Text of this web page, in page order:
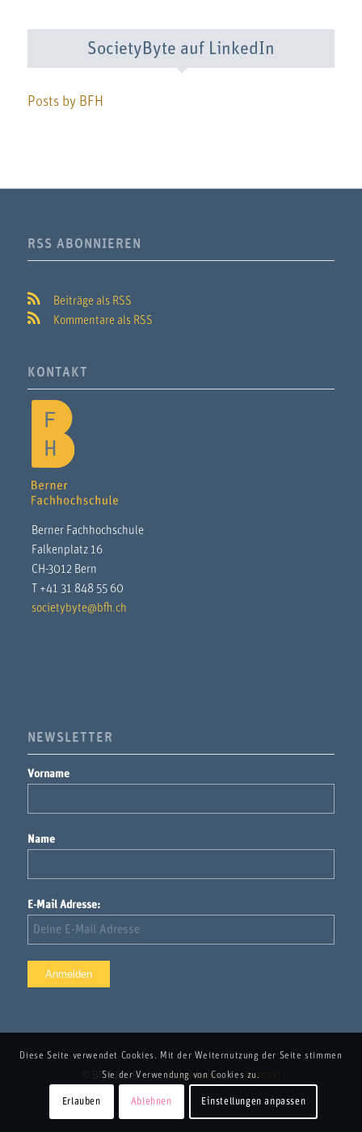
SocietyByte auf LinkedIn
Posts by BFH
RSS ABONNIEREN
Beiträge als RSS
Kommentare als RSS
KONTAKT
Berner Fachhochschule
Falkenplatz 16
CH-3012 Bern
T +41 31 848 55 60
societybyte@bfh.ch
NEWSLETTER
Vorname
Name
E-Mail Adresse:
© BFH 2025 Impressum Kontakt
Diese Seite verwendet Cookies. Mit der Weiternutzung der Seite stimmen
Sie der Verwendung von Cookies zu.
Erlauben Ablehnen Einstellungen anpassen